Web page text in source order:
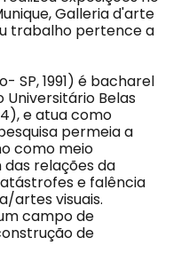
Galleria d'arte
trabalho pertence a
SP, 1991) é bacharel
Belas
e atua como
permeia a
como meio
relações da
e falência
artes visuais.
campo de
de